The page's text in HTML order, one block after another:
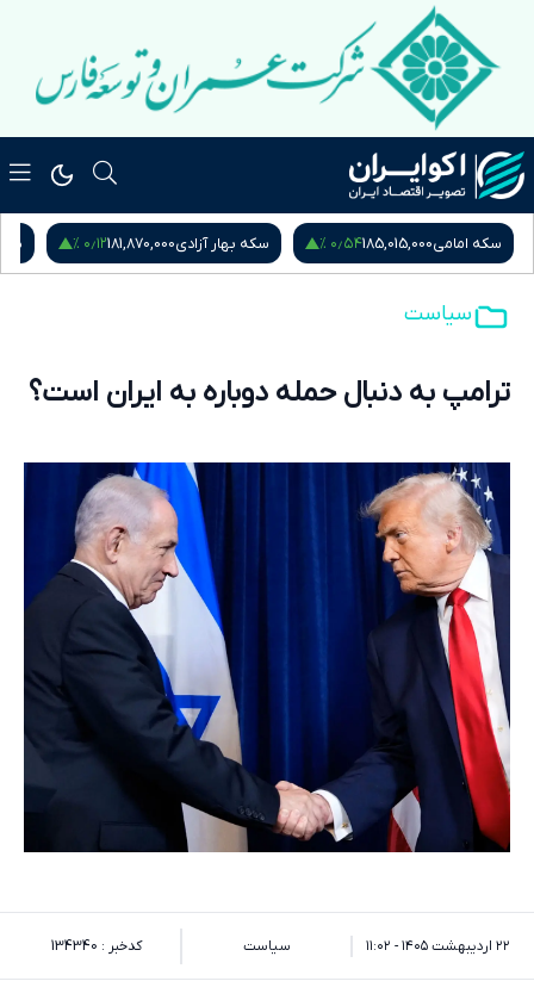
سکه امامی185,015,000۰٫۵۴ % سکه بهار آزادی181,870,000۰٫۱۲ %
سیاست
ترامپ به دنبال حمله دوباره به ایران است؟
۲۲ اردیبهشت ۱۴۰۵ - ۱۱:۰۲ سیاست کدخبر : 134340